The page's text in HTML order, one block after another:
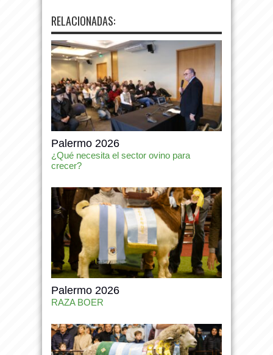
RELACIONADAS:
Palermo 2026
¿Qué necesita el sector ovino para
crecer?
Palermo 2026
RAZA BOER